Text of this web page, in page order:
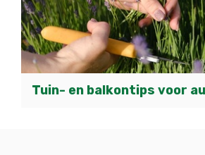
Tuin- en balkontips voor